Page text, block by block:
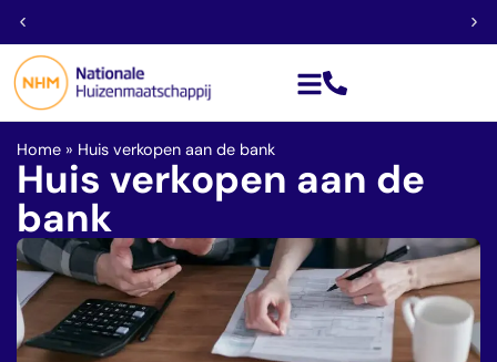
Géén financieringsvoorbehoud
Home » Huis verkopen aan de bank
Huis verkopen aan de
bank